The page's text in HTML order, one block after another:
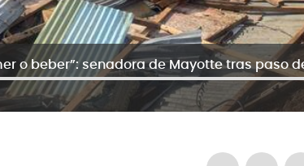
o beber”: senadora de Mayotte tras paso